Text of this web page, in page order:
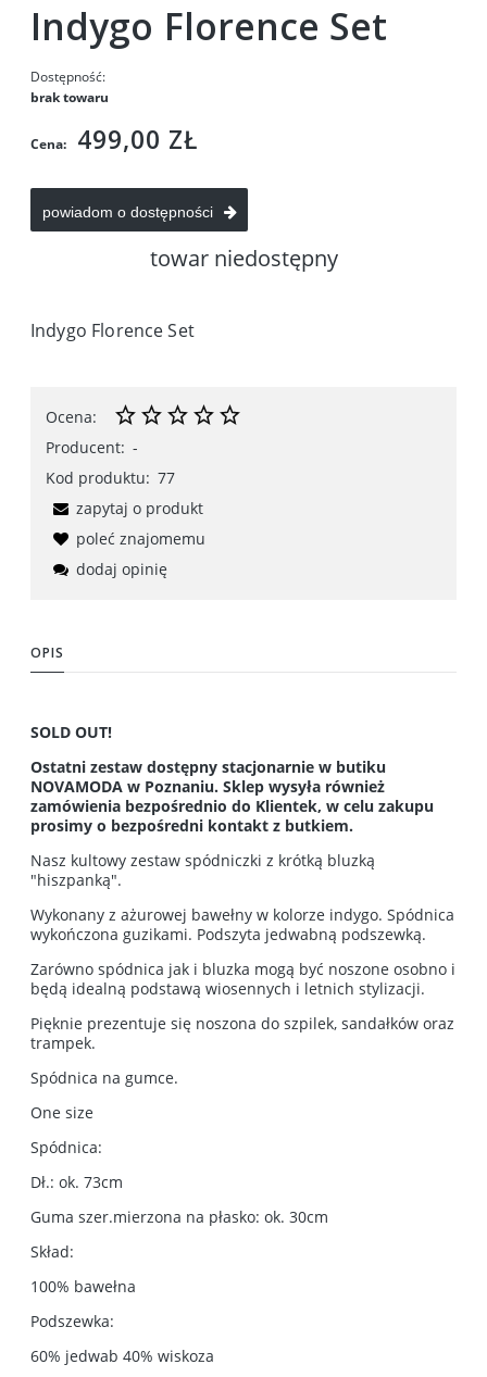
Indygo Florence Set
Dostępność:
brak towaru
Cena: 499,00 ZŁ
powiadom o dostępności
towar niedostępny
Indygo Florence Set
Ocena:
Producent: -
Kod produktu: 77
zapytaj o produkt
poleć znajomemu
dodaj opinię
OPIS
SOLD OUT!
Ostatni zestaw dostępny stacjonarnie w butiku
NOVAMODA w Poznaniu. Sklep wysyła również
zamówienia bezpośrednio do Klientek, w celu zakupu
prosimy o bezpośredni kontakt z butkiem.
Nasz kultowy zestaw spódniczki z krótką bluzką
"hiszpanką".
Wykonany z ażurowej bawełny w kolorze indygo. Spódnica
wykończona guzikami. Podszyta jedwabną podszewką.
Zarówno spódnica jak i bluzka mogą być noszone osobno i
będą idealną podstawą wiosennych i letnich stylizacji.
Pięknie prezentuje się noszona do szpilek, sandałków oraz
trampek.
Spódnica na gumce.
One size
Spódnica:
Dł.: ok. 73cm
Guma szer.mierzona na płasko: ok. 30cm
Skład:
100% bawełna
Podszewka:
60% jedwab 40% wiskoza